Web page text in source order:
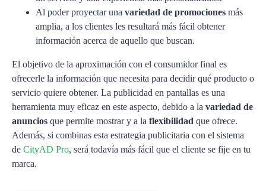
Al poder proyectar una variedad de promociones más
amplia, a los clientes les resultará más fácil obtener
información acerca de aquello que buscan.
El objetivo de la aproximación con el consumidor final es
ofrecerle la información que necesita para decidir qué producto o
servicio quiere obtener. La publicidad en pantallas es una
herramienta muy eficaz en este aspecto, debido a la variedad de
anuncios que permite mostrar y a la flexibilidad que ofrece.
Además, si combinas esta estrategia publicitaria con el sistema
de CityAD Pro, será todavía más fácil que el cliente se fije en tu
marca.